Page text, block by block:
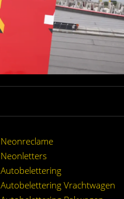
Neonreclame
Neonletters
Autobelettering
Autobelettering Vrachtwagen